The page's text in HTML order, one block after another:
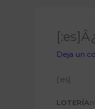
Deja un
[:es]
LOTERÍA